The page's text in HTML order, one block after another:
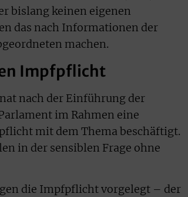
bislang keinen eigenen
das nach Informationen der
machen.
Impfpflicht
nach der Einführung der
im Rahmen eine
mit dem Thema beschäftigt.
in der sensiblen Frage ohne
die Impfpflicht vorgelegt – der